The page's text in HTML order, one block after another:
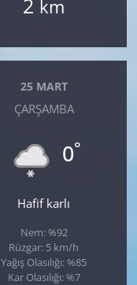
2 km
25 MART
ÇARŞAMBA
0°
Hafif karlı
Nem: %92
Rüzgar: 5 km/h
Yağış Olasılığı: %85
Kar Olasılığı: %7